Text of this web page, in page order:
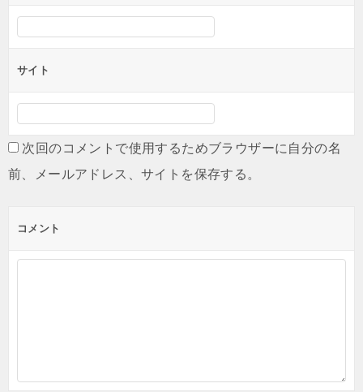
ン
サイト
次回のコメントで使用するためブラウザーに自分の名
前、メールアドレス、サイトを保存する。
コメント